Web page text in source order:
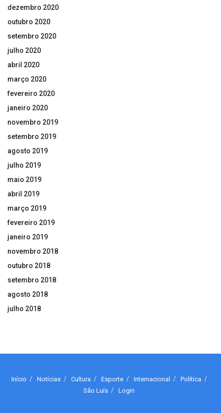
dezembro 2020
outubro 2020
setembro 2020
julho 2020
abril 2020
março 2020
fevereiro 2020
janeiro 2020
novembro 2019
setembro 2019
agosto 2019
julho 2019
maio 2019
abril 2019
março 2019
fevereiro 2019
janeiro 2019
novembro 2018
outubro 2018
setembro 2018
agosto 2018
julho 2018
Início Notícias Cultura Esporte Internacional
Política
São Luís
Login